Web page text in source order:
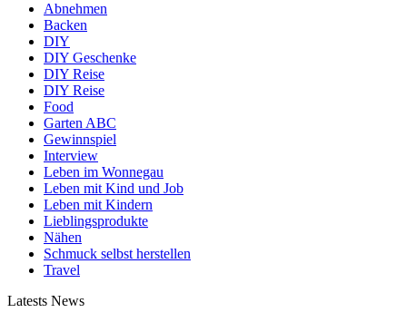
Abnehmen
Backen
DIY
DIY Geschenke
DIY Reise
DIY Reise
Food
Garten ABC
Gewinnspiel
Interview
Leben im Wonnegau
Leben mit Kind und Job
Leben mit Kindern
Lieblingsprodukte
Nähen
Schmuck selbst herstellen
Travel
Latests News